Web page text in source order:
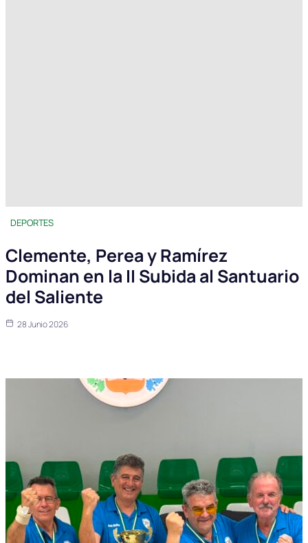
DEPORTES
Clemente, Perea y Ramírez
Dominan en la II Subida al Santuario
del Saliente
28 Junio 2026